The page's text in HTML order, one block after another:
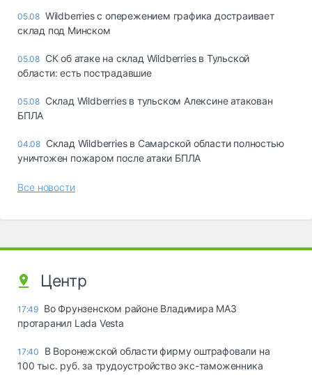
05.08 Wildberries с опережением графика достраивает
склад под Минском
05.08 СК об атаке на склад Wildberries в Тульской
области: есть пострадавшие
05.08 Склад Wildberries в тульском Алексине атакован
БПЛА
04.08 Склад Wildberries в Самарской области полностью
уничтожен пожаром после атаки БПЛА
Все новости
Центр
17:49 Во Фрунзенском районе Владимира МАЗ
протаранил Lada Vesta
17:40
В Воронежской области фирму оштрафовали на
100 тыс. руб. за трудоустройство экс-таможенника